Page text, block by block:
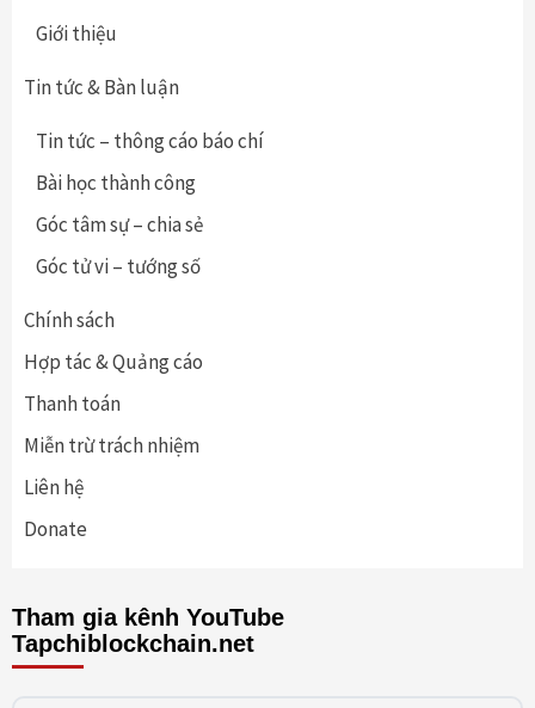
Giới thiệu
Tin tức & Bàn luận
Tin tức – thông cáo báo chí
Bài học thành công
Góc tâm sự – chia sẻ
Góc tử vi – tướng số
Chính sách
Hợp tác & Quảng cáo
Thanh toán
Miễn trừ trách nhiệm
Liên hệ
Donate
Tham gia kênh YouTube
Tapchiblockchain.net